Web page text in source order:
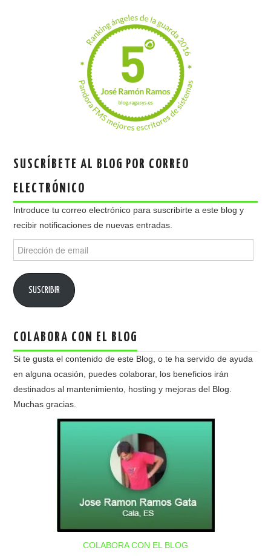
SUSCRÍBETE AL BLOG POR CORREO
ELECTRÓNICO
Introduce tu correo electrónico para suscribirte a este blog y
recibir notificaciones de nuevas entradas.
de
SUSCRIBIR
COLABORA CON EL BLOG
Si te gusta el contenido de este Blog, o te ha servido de ayuda
en alguna ocasión, puedes colaborar, los beneficios irán
destinados al mantenimiento, hosting y mejoras del Blog.
Muchas gracias.
COLABORA CON EL BLOG